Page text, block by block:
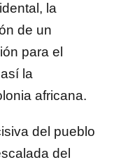
la
de un
para el
la
africana.
del pueblo
del